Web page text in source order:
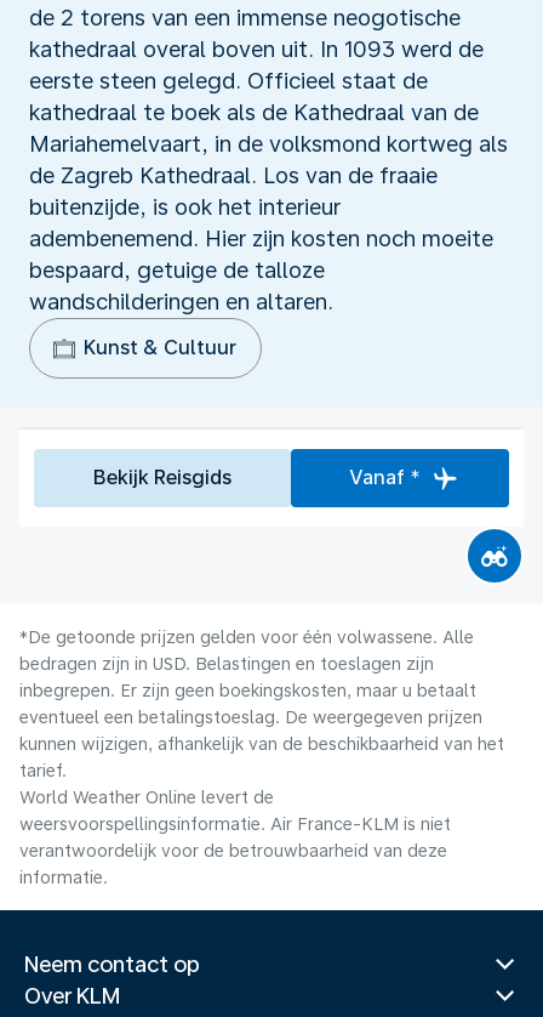
de 2 torens van een immense neogotische
kathedraal overal boven uit. In 1093 werd de
eerste steen gelegd. Officieel staat de
kathedraal te boek als de Kathedraal van de
Mariahemelvaart, in de volksmond kortweg als
de Zagreb Kathedraal. Los van de fraaie
buitenzijde, is ook het interieur
adembenemend. Hier zijn kosten noch moeite
bespaard, getuige de talloze
wandschilderingen en altaren.
Kunst & Cultuur
Bekijk Reisgids Vanaf *
*De getoonde prijzen gelden voor één volwassene. Alle
bedragen zijn in USD. Belastingen en toeslagen zijn
inbegrepen. Er zijn geen boekingskosten, maar u betaalt
eventueel een betalingstoeslag. De weergegeven prijzen
kunnen wijzigen, afhankelijk van de beschikbaarheid van het
tarief.
World Weather Online levert de
weersvoorspellingsinformatie. Air France-KLM is niet
verantwoordelijk voor de betrouwbaarheid van deze
informatie.
Neem contact op
Over KLM